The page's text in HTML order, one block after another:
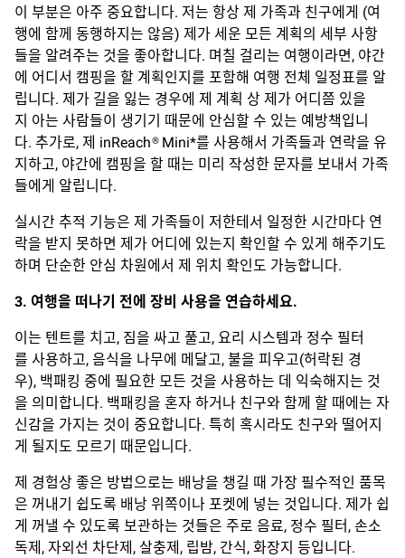
이 부분은 아주 중요합니다. 저는 항상 제 가족과 친구에게 (여
행에 함께 동행하지는 않음) 제가 세운 모든 계획의 세부 사항
들을 알려주는 것을 좋아합니다. 며칠 걸리는 여행이라면, 야간
에 어디서 캠핑을 할 계획인지를 포함해 여행 전체 일정표를 알
립니다. 제가 길을 잃는 경우에 제 계획 상 제가 어디쯤 있을
지 아는 사람들이 생기기 때문에 안심할 수 있는 예방책입니
다. 추가로, 제 inReach® Mini*를 사용해서 가족들과 연락을 유
지하고, 야간에 캠핑을 할 때는 미리 작성한 문자를 보내서 가족
들에게 알립니다.
실시간 추적 기능은 제 가족들이 저한테서 일정한 시간마다 연
락을 받지 못하면 제가 어디에 있는지 확인할 수 있게 해주기도
하며 단순한 안심 차원에서 제 위치 확인도 가능합니다.
3. 여행을 떠나기 전에 장비 사용을 연습하세요.
이는 텐트를 치고, 짐을 싸고 풀고, 요리 시스템과 정수 필터
를 사용하고, 음식을 나무에 메달고, 불을 피우고(허락된 경
우), 백패킹 중에 필요한 모든 것을 사용하는 데 익숙해지는 것
을 의미합니다. 백패킹을 혼자 하거나 친구와 함께 할 때에는 자
신감을 가지는 것이 중요합니다. 특히 혹시라도 친구와 떨어지
게 될지도 모르기 때문입니다.
제 경험상 좋은 방법으로는 배낭을 챙길 때 가장 필수적인 품목
은 꺼내기 쉽도록 배낭 위쪽이나 포켓에 넣는 것입니다. 제가 쉽
게 꺼낼 수 있도록 보관하는 것들은 주로 음료, 정수 필터, 손소
독제, 자외선 차단제, 살충제, 립밤, 간식, 화장지 등입니다.